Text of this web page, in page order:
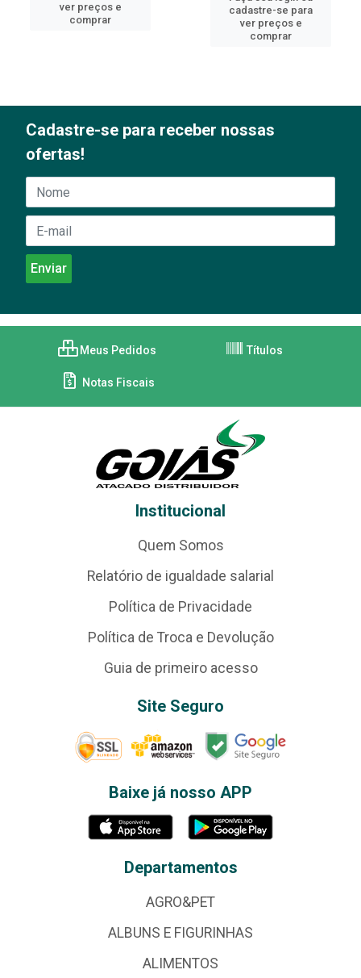
ver preços e
comprar
cadastre-se para
ver preços e
comprar
Cadastre-se para receber nossas
ofertas!
Meus Pedidos Títulos
Notas Fiscais
Institucional
Quem Somos
Relatório de igualdade salarial
Política de Privacidade
Política de Troca e Devolução
Guia de primeiro acesso
Site Seguro
Baixe já nosso APP
Departamentos
AGRO&PET
ALBUNS E FIGURINHAS
ALIMENTOS